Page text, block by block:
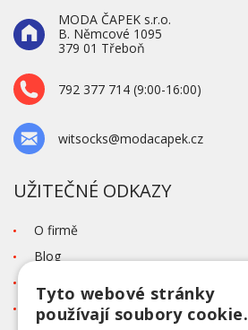
MODA ČAPEK s.r.o.
B. Němcové 1095
379 01 Třeboň
792 377 714 (9:00-16:00)
witsocks@modacapek.cz
UŽITEČNÉ ODKAZY
O firmě
Blog
Tabulka velikostí
Tyto webové stránky
používají soubory cookie.